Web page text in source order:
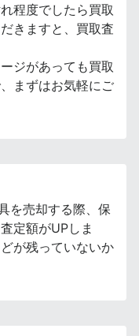
程度でしたら買取
きますと、買取査
ジがあっても買取
まずはお気軽にご
を売却する際、保
定額がUPしま
が残っていないか